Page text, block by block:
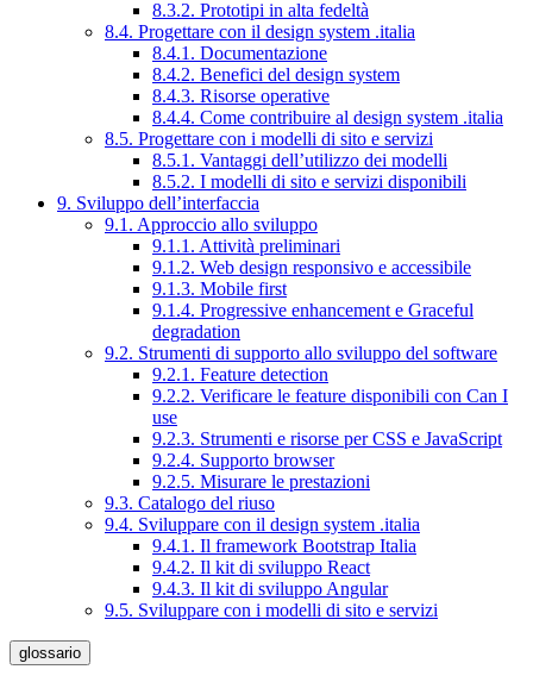
8.3.2. Prototipi in alta fedeltà
8.4. Progettare con il design system .italia
8.4.1. Documentazione
8.4.2. Benefici del design system
8.4.3. Risorse operative
8.4.4. Come contribuire al design system .italia
8.5. Progettare con i modelli di sito e servizi
8.5.1. Vantaggi dell’utilizzo dei modelli
8.5.2. I modelli di sito e servizi disponibili
9. Sviluppo dell’interfaccia
9.1. Approccio allo sviluppo
9.1.1. Attività preliminari
9.1.2. Web design responsivo e accessibile
9.1.3. Mobile first
9.1.4. Progressive enhancement e Graceful
degradation
9.2. Strumenti di supporto allo sviluppo del software
9.2.1. Feature detection
9.2.2. Verificare le feature disponibili con Can I
use
9.2.3. Strumenti e risorse per CSS e JavaScript
9.2.4. Supporto browser
9.2.5. Misurare le prestazioni
9.3. Catalogo del riuso
9.4. Sviluppare con il design system .italia
9.4.1. Il framework Bootstrap Italia
9.4.2. Il kit di sviluppo React
9.4.3. Il kit di sviluppo Angular
9.5. Sviluppare con i modelli di sito e servizi
glossario